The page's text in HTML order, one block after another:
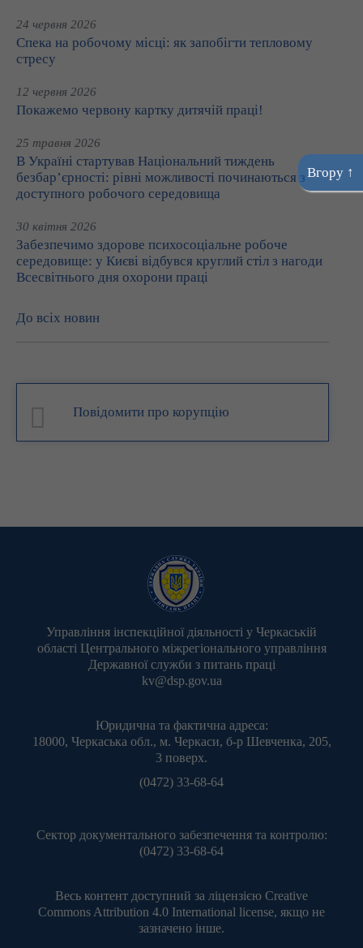
24 червня 2026
Спека на робочому місці: як запобігти тепловому
стресу
12 червня 2026
Покажемо червону картку дитячій праці!
25 травня 2026
В Україні стартував Національний тиждень
безбар’єрності: рівні можливості починаються з
доступного робочого середовища
30 квітня 2026
Забезпечимо здорове психосоціальне робоче
середовище: у Києві відбувся круглий стіл з нагоди
Всесвітнього дня охорони праці
До всіх новин
Повідомити про корупцію
Управління інспекційної діяльності у Черкаській
області Центрального міжрегіонального управління
Державної служби з питань праці
kv@dsp.gov.ua
Юридична та фактична адреса:
18000, Черкаська обл., м. Черкаси, б-р Шевченка, 205,
3 поверх.
(0472) 33-68-64
Сектор документального забезпечення та контролю:
(0472) 33-68-64
Весь контент доступний за ліцензією Creative
Commons Attribution 4.0 International license, якщо не
зазначено інше.
Вгору ↑